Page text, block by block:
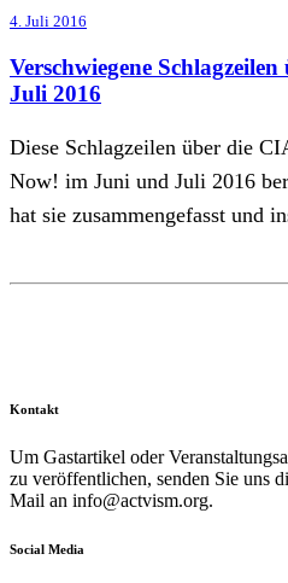
4. Juli 2016
Verschwiegene
Juli 2016
Diese Schlagzeilen über die
Now! im Juni und Juli 2016
hat sie zusammengefasst und
Kontakt
Um Gastartikel oder
zu veröffentlichen, senden Sie uns
Mail an info@actvism.org.
Social Media